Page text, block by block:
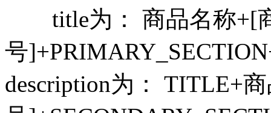
title为： 商品名称+[
号
description为： TITLE+